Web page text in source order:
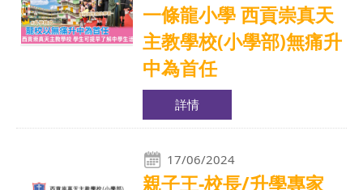
一條龍小學 西貢崇真天
主教學校(小學部)無痛升
中為首任
詳情
17/06/2024
親子王-校長/升學專家